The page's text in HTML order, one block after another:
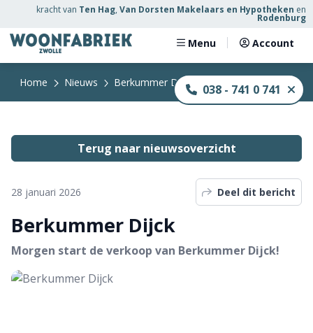
krachtvan Ten Hag, Van Dorsten Makelaars en Hypotheken en
Rodenburg
Menu Account
Home Nieuws Berkummer Dijck 038 - 741 0 741
Terug naar nieuwsoverzicht
28 januari 2026 Deel dit bericht
Berkummer Dijck
Morgen start de verkoop van Berkummer Dijck!